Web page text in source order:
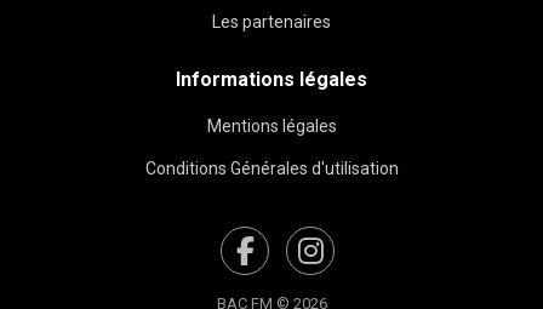
Les partenaires
Informations légales
Mentions légales
Conditions Générales d'utilisation
BAC FM © 2026